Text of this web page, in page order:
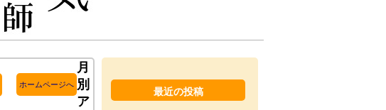
ホームページへ
月
別
ア
最近の投稿